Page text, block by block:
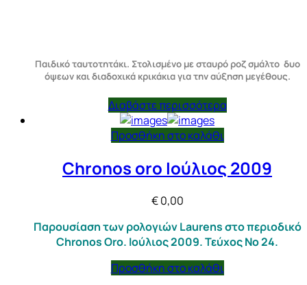
Παιδικό ταυτοτητάκι. Στολισμένο με σταυρό ροζ σμάλτο δυο
όψεων και διαδοχικά κρικάκια για την αύξηση μεγέθους.
Διαβάστε περισσότερα
Προσθήκη στο καλάθι
Chronos oro Ιούλιος 2009
€0,00
Παρουσίαση των ρολογιών Laurens στο περιοδικό
Chronos Oro. Ιούλιος 2009. Τεύχος Νο 24.
Προσθήκη στο καλάθι